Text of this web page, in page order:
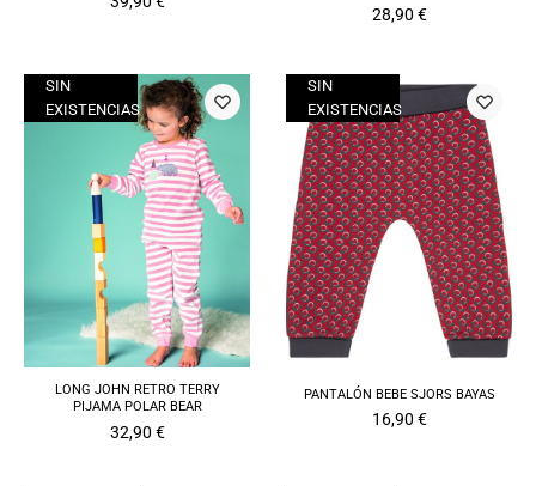
28,90 €
SIN
EXISTENCIAS
LONG JOHN RETRO TERRY
PIJAMA POLAR BEAR
32,90 €
SIN
EXISTENCIAS
PANTALÓN BEBE SJORS BAYAS
16,90 €